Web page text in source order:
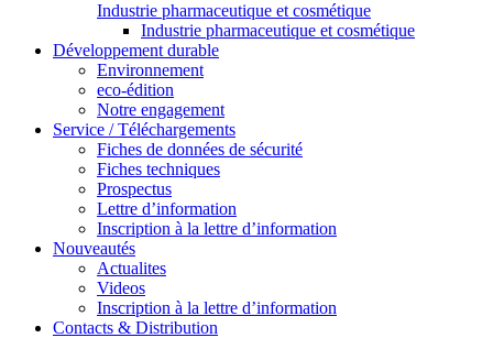
Industrie pharmaceutique et cosmétique
Industrie pharmaceutique et cosmétique
Développement durable
Environnement
eco-édition
Notre engagement
Service / Téléchargements
Fiches de données de sécurité
Fiches techniques
Prospectus
Lettre d’information
Inscription à la lettre d’information
Nouveautés
Actualites
Videos
Inscription à la lettre d’information
Contacts & Distribution